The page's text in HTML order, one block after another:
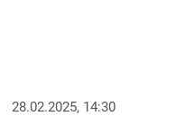
28.02.2025, 14:30